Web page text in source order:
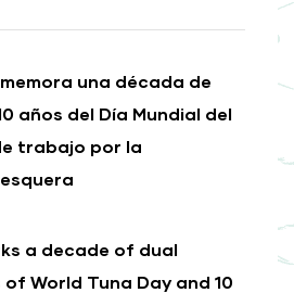
una década de
años del Día Mundial del
trabajo por la
a decade of dual
World Tuna Day and 10